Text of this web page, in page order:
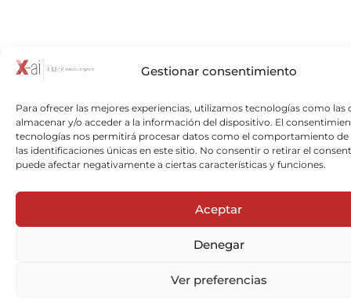
Gestionar consentimiento
Para ofrecer las mejores experiencias, utilizamos tecnologías como las
almacenar y/o acceder a la información del dispositivo. El
tecnologías nos permitirá procesar datos como el comportamiento de
las identificaciones únicas en este sitio. No consentir o retirar el
puede afectar negativamente a ciertas características y funciones.
Aceptar
Denegar
Ver preferencias